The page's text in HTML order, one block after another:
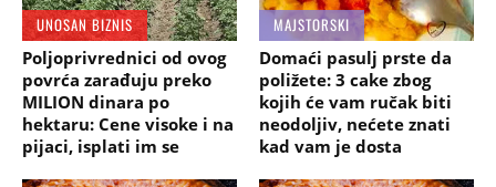
UNOSAN BIZNIS
Poljoprivrednici od ovog
povrća zarađuju preko
MILION dinara po
hektaru: Cene visoke i na
pijaci, isplati im se
MAJSTORSKI
Domaći pasulj prste da
poližete: 3 cake zbog
kojih će vam ručak biti
neodoljiv, nećete znati
kad vam je dosta